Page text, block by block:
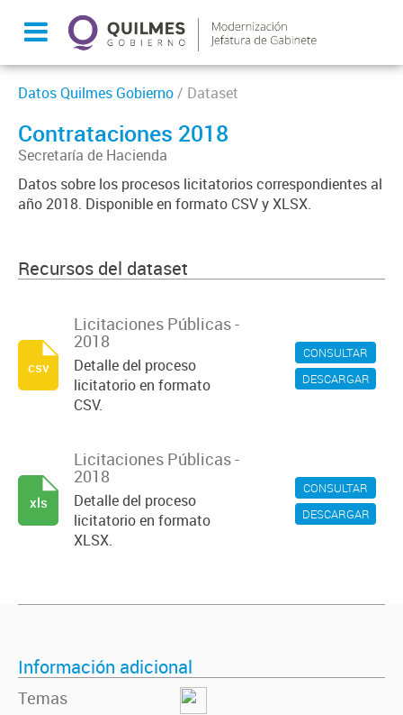
Datos Quilmes Gobierno/ Dataset
Contrataciones 2018
Secretaría de Hacienda
Datos sobre los procesos licitatorios correspondientes al
año 2018. Disponible en formato CSV y XLSX.
Recursos del dataset
CONSULTAR
DESCARGAR
Licitaciones Públicas -
2018
Detalle del proceso
licitatorio en formato
CSV.
csv
CONSULTAR
DESCARGAR
Licitaciones Públicas -
2018
Detalle del proceso
licitatorio en formato
XLSX.
xls
Información adicional
Temas